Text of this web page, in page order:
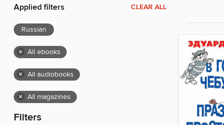
Applied filters CLEAR ALL
Russian
× All ebooks
× All audiobooks
× All magazines
Filters